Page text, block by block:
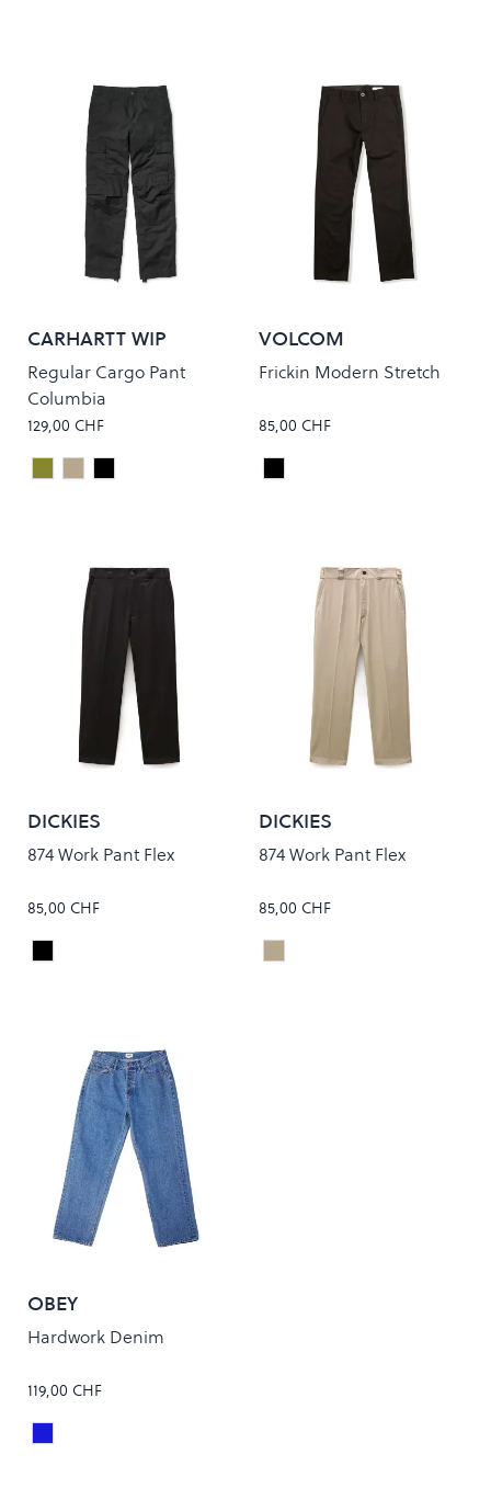
CARHARTT WIP
Regular Cargo Pant
Columbia
129,00 CHF
Colour
Cypress Rinsed
Leather Rinsed
Black Rinsed
VOLCOM
Frickin Modern Stretch
85,00 CHF
Colour
Black
DICKIES
874 Work Pant Flex
85,00 CHF
Colour
Black
DICKIES
874 Work Pant Flex
85,00 CHF
Colour
Khaki
OBEY
Hardwork Denim
119,00 CHF
Colour
Light Indigo